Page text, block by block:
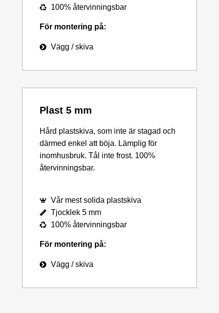
100% återvinningsbar
För montering på:
Vägg / skiva
Plast 5 mm
Hård plastskiva, som inte är stagad och
därmed enkel att böja. Lämplig för
inomhusbruk. Tål inte frost. 100%
återvinningsbar.
Vår mest solida plastskiva
Tjocklek 5 mm
100% återvinningsbar
För montering på:
Vägg / skiva